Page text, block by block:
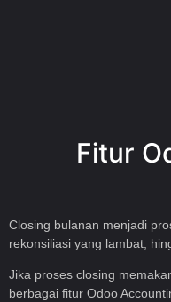
Fitur
Closing bulanan menjadi
rekonsiliasi yang lambat,
Jika proses closing
berbagai fitur Odoo